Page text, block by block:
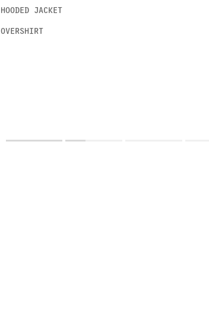
HOODED JACKET
OVERSHIRT